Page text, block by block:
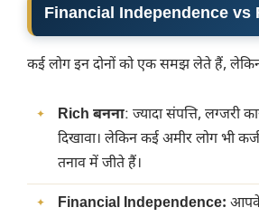
Financial Independence vs
कई लोग इन दोनों को एक समझ लेते हैं,
Rich बनना: ज्यादा संपत्ति, लग्जरी
दिखावा। लेकिन कई अमीर लोग भी
तनाव में जीते हैं।
Financial Independence: